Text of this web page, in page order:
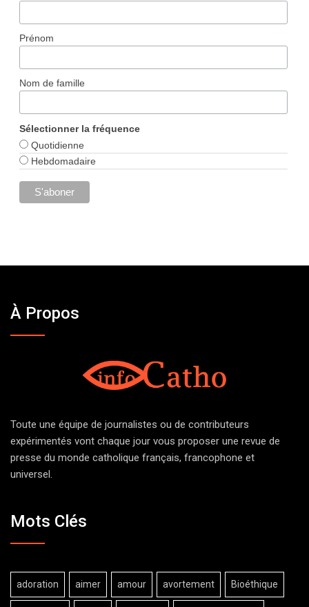
Prénom
Nom de famille
Sélectionner la fréquence
Quotidienne
Hebdomadaire
À Propos
Toute une équipe de journalistes ou de contributeurs
expérimentés vont chaque jour vous proposer une revue de
presse du monde catholique français, francophone et
universel.
Mots Clés
adoration aimer amour avortement Bioéthique